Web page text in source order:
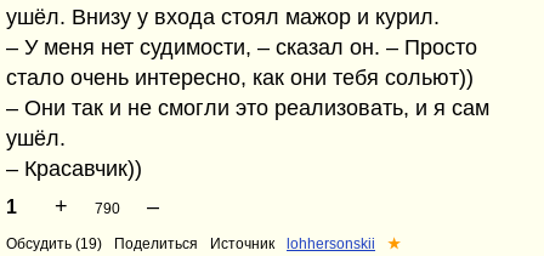
ушёл. Внизу у входа стоял мажор и курил.
– У меня нет судимости, – сказал он. – Просто
стало очень интересно, как они тебя сольют))
– Они так и не смогли это реализовать, и я сам
ушёл.
– Красавчик))
1 + 790 –
Обсудить (19) Поделиться Источник lohhersonskii ★